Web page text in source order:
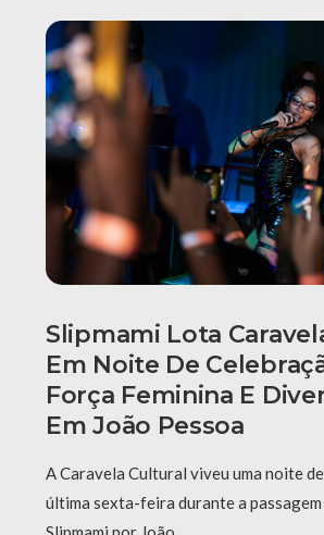
Slipmami Lota
Em Noite De
Força Feminina E
Em João Pessoa
A Caravela Cultural viveu uma noite
última sexta-feira durante a